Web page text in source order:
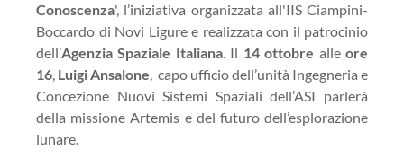
Conoscenza', l’iniziativa organizzata all'IIS Ciampini-
Boccardo di Novi Ligure e realizzata con il patrocinio
dell’Agenzia Spaziale Italiana. Il 14 ottobre alleore
16, Luigi Ansalone, capo ufficio dell’unità Ingegneria e
Concezione Nuovi Sistemi Spaziali dell’ASI parlerà
della missione Artemis e del futuro dell’esplorazione
lunare.